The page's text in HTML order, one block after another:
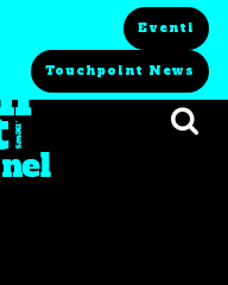
Eventi
Touchpoint News